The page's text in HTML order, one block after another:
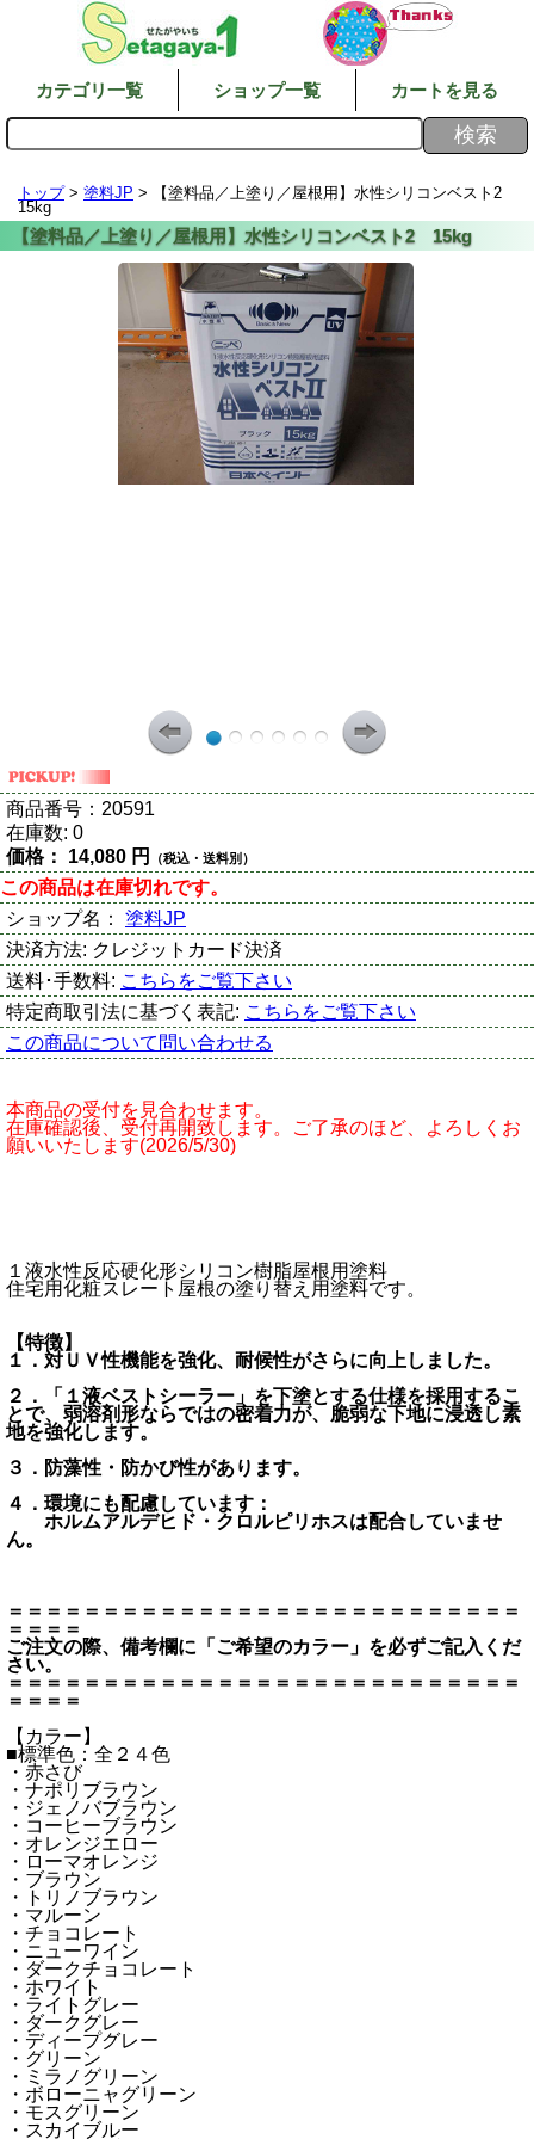
カテゴリ一覧 ショップ一覧 カートを見る
トップ> 塗料JP > 【塗料品／上塗り／屋根用】水性シリコンベスト2
15kg
商品番号： 20591
在庫数: 0
価格： 14,080 円 （税込・送料別）
この商品は在庫切れです。
ショップ名： 塗料JP
決済方法: クレジットカード決済
送料･手数料: こちらをご覧下さい
特定商取引法に基づく表記: こちらをご覧下さい
この商品について問い合わせる
本商品の受付を見合わせます。
在庫確認後、受付再開致します。ご了承のほど、よろしくお
願いいたします(2026/5/30)
１液水性反応硬化形シリコン樹脂屋根用塗料
住宅用化粧スレート屋根の塗り替え用塗料です。
【特徴】
１．対ＵＶ性機能を強化、耐候性がさらに向上しました。
２．「１液ベストシーラー」を下塗とする仕様を採用するこ
とで、弱溶剤形ならではの密着力が、脆弱な下地に浸透し素
地を強化します。
３．防藻性・防かび性があります。
４．環境にも配慮しています：
ホルムアルデヒド・クロルピリホスは配合していませ
ん。
＝＝＝＝＝＝＝＝＝＝＝＝＝＝＝＝＝＝＝＝＝＝＝＝＝＝＝
＝＝＝＝
ご注文の際、備考欄に「ご希望のカラー」を必ずご記入くだ
さい。
＝＝＝＝＝＝＝＝＝＝＝＝＝＝＝＝＝＝＝＝＝＝＝＝＝＝＝
＝＝＝＝
【カラー】
■標準色：全２４色
・赤さび
・ナポリブラウン
・ジェノバブラウン
・コーヒーブラウン
・オレンジエロー
・ローマオレンジ
・ブラウン
・トリノブラウン
・マルーン
・チョコレート
・ニューワイン
・ダークチョコレート
・ホワイト
・ライトグレー
・ダークグレー
・ディープグレー
・グリーン
・ミラノグリーン
・ボローニャグリーン
・モスグリーン
・スカイブルー